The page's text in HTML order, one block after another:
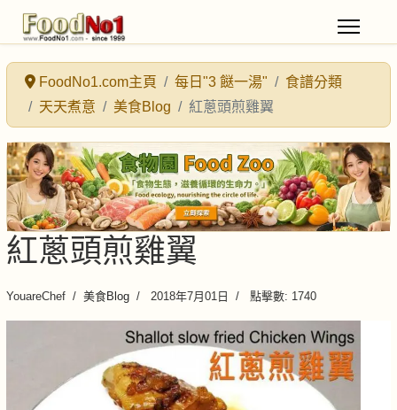
FoodNo1.com主頁 每日"3 餸一湯"
食譜分類
天天煮意
美食Blog 紅蔥頭煎雞翼
紅蔥頭煎雞翼
YouareChef 美食Blog 2018年7月01日 點擊數: 1740